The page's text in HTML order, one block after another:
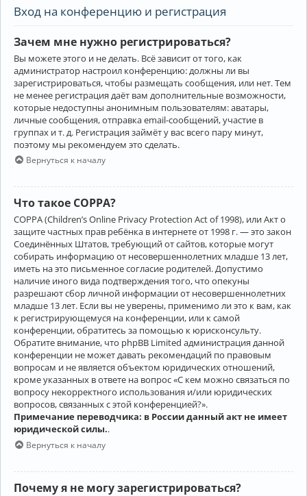
Вход на конференцию и регистрация
Зачем мне нужно регистрироваться?
Вы можете этого и не делать. Всё зависит от того, как
администратор настроил конференцию: должны ли вы
зарегистрироваться, чтобы размещать сообщения, или нет. Тем
не менее регистрация даёт вам дополнительные возможности,
которые недоступны анонимным пользователям: аватары,
личные сообщения, отправка email-сообщений, участие в
группах и т. д. Регистрация займёт у вас всего пару минут,
поэтому мы рекомендуем это сделать.
Вернуться к началу
Что такое COPPA?
COPPA (Children’s Online Privacy Protection Act of 1998), или Акт о
защите частных прав ребёнка в интернете от 1998 г. — это закон
Соединённых Штатов, требующий от сайтов, которые могут
собирать информацию от несовершеннолетних младше 13 лет,
иметь на это письменное согласие родителей. Допустимо
наличие иного вида подтверждения того, что опекуны
разрешают сбор личной информации от несовершеннолетних
младше 13 лет. Если вы не уверены, применимо ли это к вам, как
к регистрирующемуся на конференции, или к самой
конференции, обратитесь за помощью к юрисконсульту.
Обратите внимание, что phpBB Limited администрация данной
конференции не может давать рекомендаций по правовым
вопросам и не является объектом юридических отношений,
кроме указанных в ответе на вопрос «С кем можно связаться по
вопросу некорректного использования и/или юридических
вопросов, связанных с этой конференцией?».
Примечание переводчика: в России данный акт не имеет
юридической силы..
Вернуться к началу
Почему я не могу зарегистрироваться?